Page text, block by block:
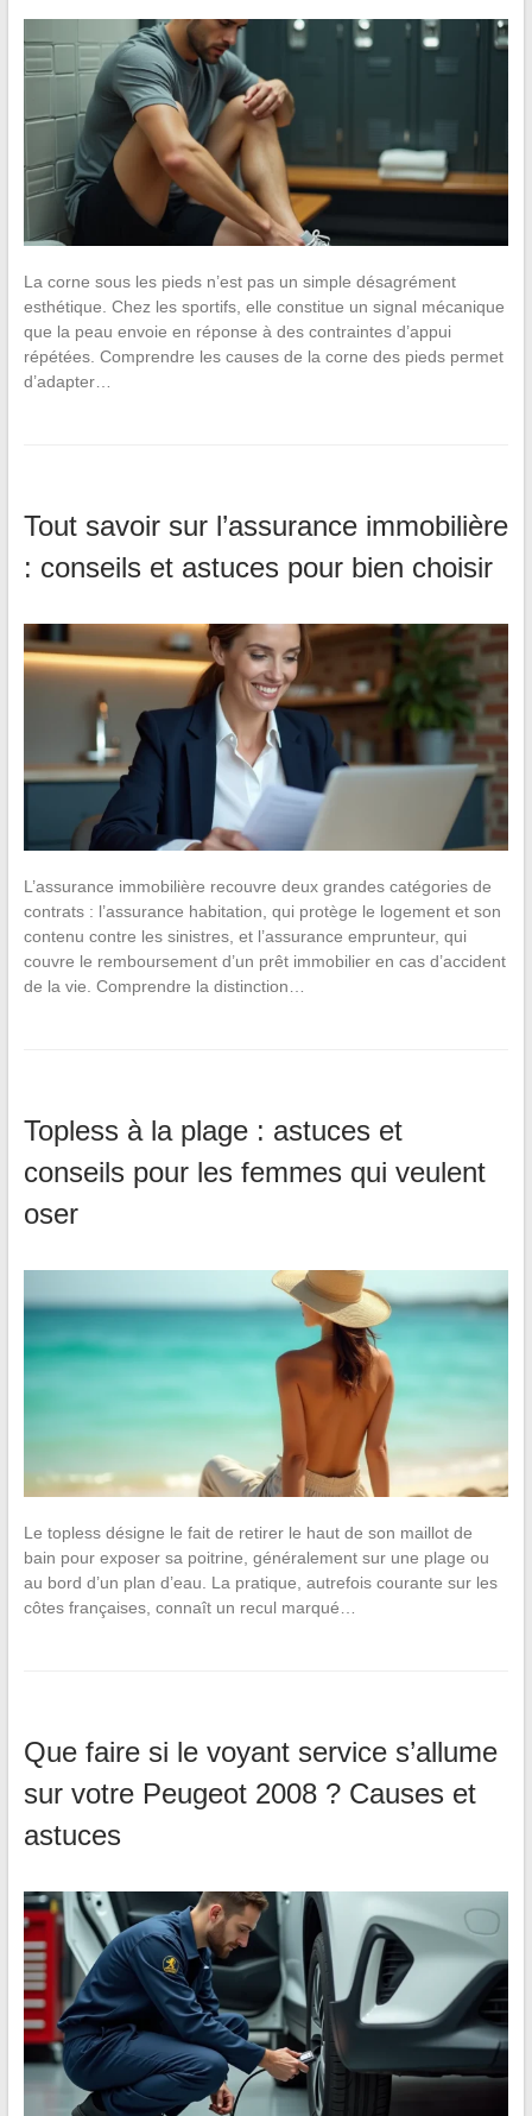
La corne sous les pieds n’est pas un simple désagrément
esthétique. Chez les sportifs, elle constitue un signal mécanique
que la peau envoie en réponse à des contraintes d’appui
répétées. Comprendre les causes de la corne des pieds permet
d’adapter…
Tout savoir sur l’assurance immobilière
: conseils et astuces pour bien choisir
L’assurance immobilière recouvre deux grandes catégories de
contrats : l’assurance habitation, qui protège le logement et son
contenu contre les sinistres, et l’assurance emprunteur, qui
couvre le remboursement d’un prêt immobilier en cas d’accident
de la vie. Comprendre la distinction…
Topless à la plage : astuces et
conseils pour les femmes qui veulent
oser
Le topless désigne le fait de retirer le haut de son maillot de
bain pour exposer sa poitrine, généralement sur une plage ou
au bord d’un plan d’eau. La pratique, autrefois courante sur les
côtes françaises, connaît un recul marqué…
Que faire si le voyant service s’allume
sur votre Peugeot 2008 ? Causes et
astuces